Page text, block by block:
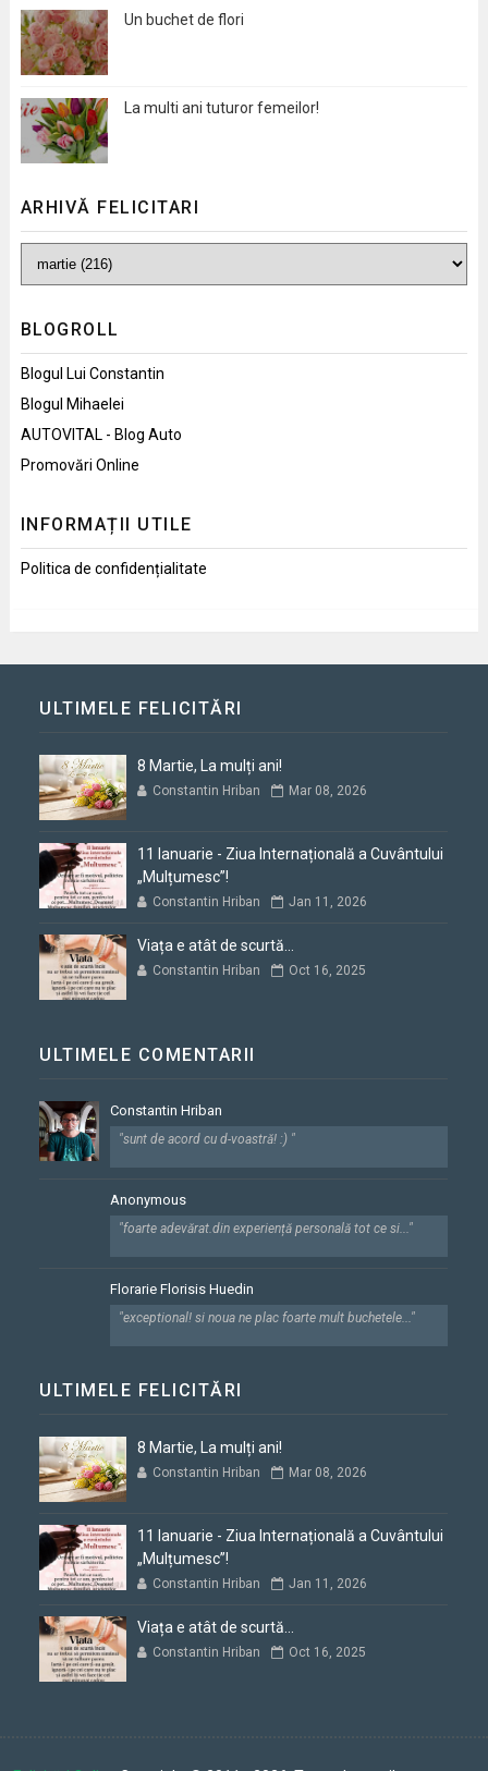
Un buchet de flori
La multi ani tuturor femeilor!
ARHIVĂ FELICITARI
BLOGROLL
Blogul Lui Constantin
Blogul Mihaelei
AUTOVITAL - Blog Auto
Promovări Online
INFORMAȚII UTILE
Politica de confidențialitate
ULTIMELE FELICITĂRI
8 Martie, La mulți ani!
Constantin Hriban Mar 08, 2026
11 Ianuarie - Ziua Internațională a Cuvântului
„Mulțumesc”!
Constantin Hriban Jan 11, 2026
Viața e atât de scurtă...
Constantin Hriban Oct 16, 2025
ULTIMELE COMENTARII
Constantin Hriban
"sunt de acord cu d-voastră! :) "
Anonymous
"foarte adevărat.din experiență personală tot ce si..."
Florarie Florisis Huedin
"exceptional! si noua ne plac foarte mult buchetele..."
ULTIMELE FELICITĂRI
8 Martie, La mulți ani!
Constantin Hriban Mar 08, 2026
11 Ianuarie - Ziua Internațională a Cuvântului
„Mulțumesc”!
Constantin Hriban Jan 11, 2026
Viața e atât de scurtă...
Constantin Hriban Oct 16, 2025